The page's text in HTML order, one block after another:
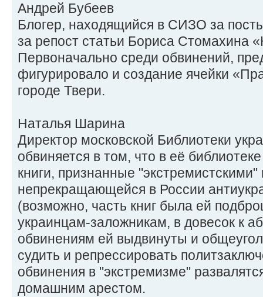
Андрей Бубеев
Блогер, находящийся в СИЗО за
за репост статьи Бориса Стомахина
Первоначально среди обвинений,
фигурировало и создание ячейки
городе Твери.
Наталья Шарина
Директор московской Библиотеки
обвиняется в том, что в её
книги, признанные "экстремистскими"
непрекращающейся в России
(возможно, часть книг была ей
украинцам-заложникам, в довесок к
обвинениям ей выдвинуты и
судить и репрессировать
обвинения в "экстремизме"
домашним арестом.